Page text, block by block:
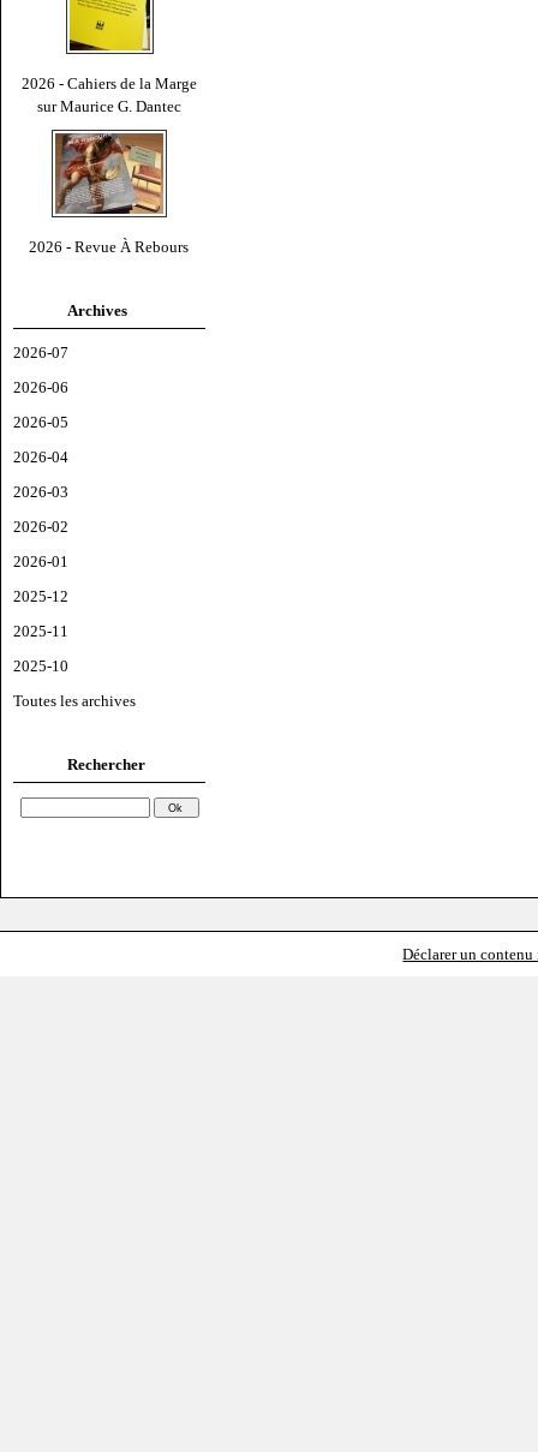
2026 - Cahiers de la Marge
sur Maurice G. Dantec
2026 - Revue À Rebours
Archives
2026-07
2026-06
2026-05
2026-04
2026-03
2026-02
2026-01
2025-12
2025-11
2025-10
Toutes les archives
Rechercher
Déclarer un